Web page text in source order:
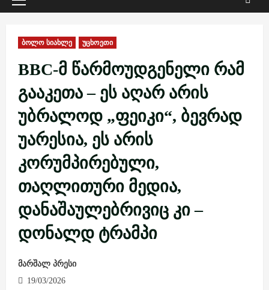
Primary
ბოლო სიახლე უცხოეთი
BBC-მ წარმოუდგენელი რამ
გააკეთა – ეს აღარ არის
უბრალოდ „ფეიკი“, ბევრად
უარესია, ეს არის
კორუმპირებული,
თაღლითური მედია,
დანაშაულებრივიც კი –
დონალდ ტრამპი
მარშალ პრესი
19/03/2026